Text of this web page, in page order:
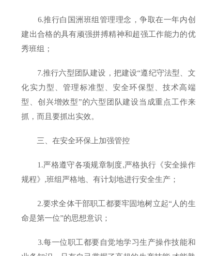
6.推行白国洲班组管理理念，争取在一年内创
建出合格的具有顽强拼搏精神和超强工作能力的优
秀班组；
7.推行六型团队建设，把建设“遵纪守法型、文
化实力型、管理标准型、安全环保型、技术高端
型、创兴增效型”的六型团队建设当成重点工作来
抓，而且要抓出实效。
三、在安全环保上加强管控
1.严格遵守各项规章制度,严格执行《安全操作
规程》,班组严格地、有计划地进行安全生产；
2.要求全体干部职工都要牢固地树立起“人的生
命是第一位”的思想意识；
3.每一位职工都要自觉地学习生产操作技能和